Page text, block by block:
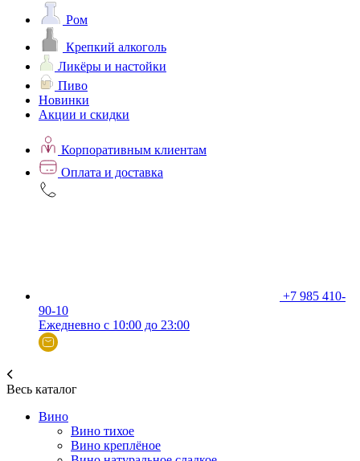
Ром
Крепкий алкоголь
Ликёры и настойки
Пиво
Новинки
Акции и скидки
Корпоративным клиентам
Оплата и доставка
+7 985 410-
90-10
Ежедневно с 10:00 до 23:00
Весь каталог
Вино
Вино тихое
Вино креплёное